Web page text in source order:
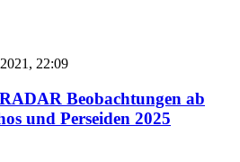
22:09
Beobachtungen ab
und Perseiden 2025